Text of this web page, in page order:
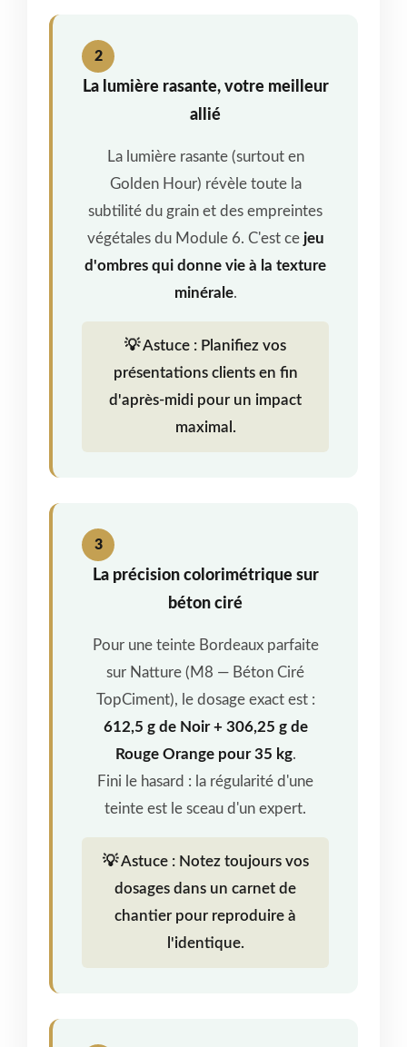
2
La lumière rasante, votre meilleur
allié
La lumière rasante (surtout en
Golden Hour) révèle toute la
subtilité du grain et des empreintes
végétales du Module 6. C'est ce jeu
d'ombres qui donne vie à la texture
minérale.
💡 Astuce : Planifiez vos
présentations clients en fin
d'après-midi pour un impact
maximal.
3
La précision colorimétrique sur
béton ciré
Pour une teinte Bordeaux parfaite
sur Natture (M8 — Béton Ciré
TopCiment), le dosage exact est :
612,5 g de Noir + 306,25 g de
Rouge Orange pour 35 kg.
Fini le hasard : la régularité d'une
teinte est le sceau d'un expert.
💡 Astuce : Notez toujours vos
dosages dans un carnet de
chantier pour reproduire à
l'identique.